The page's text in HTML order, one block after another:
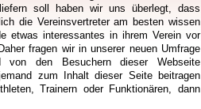
soll haben wir uns überlegt, dass
die Vereinsvertreter am besten wissen
etwas interessantes in ihrem Verein vor
fragen wir in unserer neuen Umfrage
von den Besuchern dieser Webseite
zum Inhalt dieser Seite beitragen
Trainern oder Funktionären, dann